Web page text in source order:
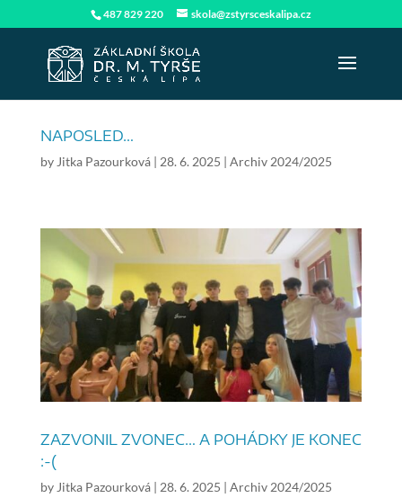
487 829 220 skola@zstyrsceskalipa.cz
NAPOSLED…
by Jitka Pazourková| 28. 6. 2025 | Archiv 2024/2025
ZAZVONIL ZVONEC… A POHÁDKY JE KONEC
:-(
by Jitka Pazourková| 28. 6. 2025 | Archiv 2024/2025